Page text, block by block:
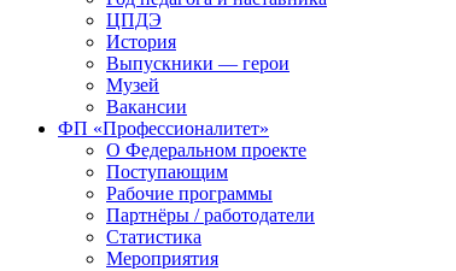
ЦПДЭ
История
Выпускники — герои
Музей
Вакансии
ФП «Профессионалитет»
О Федеральном проекте
Поступающим
Рабочие программы
Партнёры / работодатели
Статистика
Мероприятия